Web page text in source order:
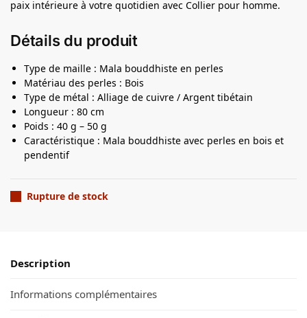
paix intérieure à votre quotidien avec Collier pour homme.
Détails du produit
Type de maille : Mala bouddhiste en perles
Matériau des perles : Bois
Type de métal : Alliage de cuivre / Argent tibétain
Longueur : 80 cm
Poids : 40 g – 50 g
Caractéristique : Mala bouddhiste avec perles en bois et
pendentif
Rupture de stock
Description
Informations complémentaires